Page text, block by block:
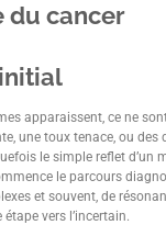
du cancer
apparaissent, ce ne
une toux tenace, ou des
le simple reflet d’un
le parcours
et souvent, de
vers l’incertain.